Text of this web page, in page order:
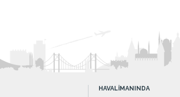
HAVALİMANINDA